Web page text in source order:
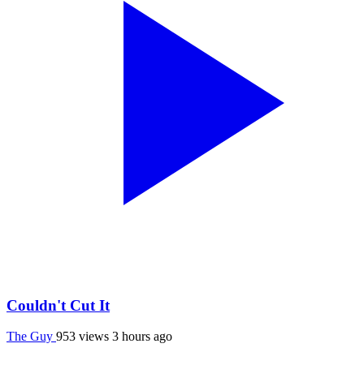
Couldn't Cut It
The Guy 953 views 3 hours ago